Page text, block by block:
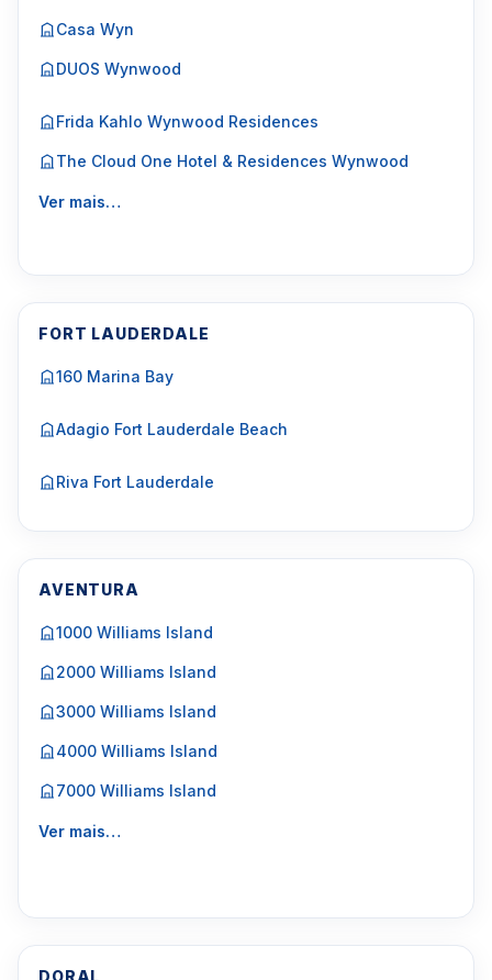
Casa Wyn
DUOS Wynwood
Frida Kahlo Wynwood Residences
The Cloud One Hotel & Residences Wynwood
Ver mais…
FORT LAUDERDALE
160 Marina Bay
Adagio Fort Lauderdale Beach
Riva Fort Lauderdale
AVENTURA
1000 Williams Island
2000 Williams Island
3000 Williams Island
4000 Williams Island
7000 Williams Island
Ver mais…
DORAL